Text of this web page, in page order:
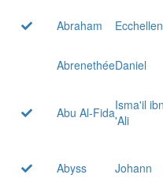
Abraham
AbrenethéeDaniel
Abu Al-FidaIsma'il
'Ali
Abyss
Johann